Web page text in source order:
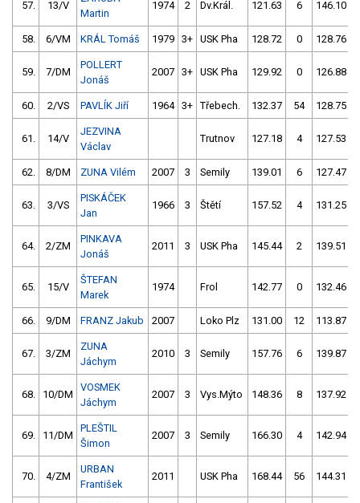
57. 13/V
Martin
1974 2 Dv.Král. 121.63 6 146.10
58. 6/VM KRÁL Tomáš 1979 3+ USK Pha 128.72 0 128.76
59. 7/DM
POLLERT
Jonáš
2007 3+ USK Pha 129.92 0 126.88
60. 2/VS PAVLÍK Jiří 1964 3+ Třebech. 132.37 54 128.75
61. 14/V
JEZVINA
Václav
Trutnov 127.18 4 127.53
62. 8/DM ZUNA Vilém 2007 3 Semily 139.01 6 127.47
63. 3/VS
PISKÁČEK
Jan
1966 3 Štětí 157.52 4 131.25
64. 2/ZM
PINKAVA
Jonáš
2011 3 USK Pha 145.44 2 139.51
65. 15/V
ŠTEFAN
Marek
1974 Frol 142.77 0 132.46
66. 9/DM FRANZ Jakub 2007 Loko Plz 131.00 12 113.87
67. 3/ZM
ZUNA
Jáchym
2010 3 Semily 157.76 6 139.87
68. 10/DM
VOSMEK
Jáchym
2007 3 Vys.Mýto 148.36 8 137.92
69. 11/DM
PLEŠTIL
Šimon
2007 3 Semily 166.30 4 142.94
70. 4/ZM
URBAN
František
2011 USK Pha 168.44 56 144.31